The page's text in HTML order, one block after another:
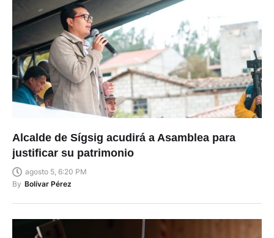
Alcalde de Sígsig acudirá a Asamblea para
justificar su patrimonio
agosto 5, 6:20 PM
By Bolívar Pérez